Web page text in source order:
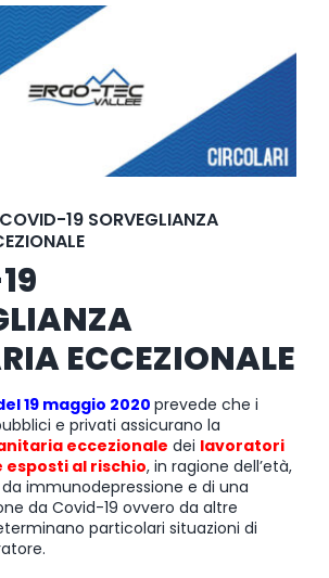
EVENTI NOVITÀ
19 SORVEGLIANZA
ECCEZIONALE
19 maggio 2020 prevede che i
e privati assicurano la
eccezionale dei lavoratori
al rischio, in ragione dell’età,
immunodepressione e di una
da Covid-19 ovvero da altre
particolari situazioni di